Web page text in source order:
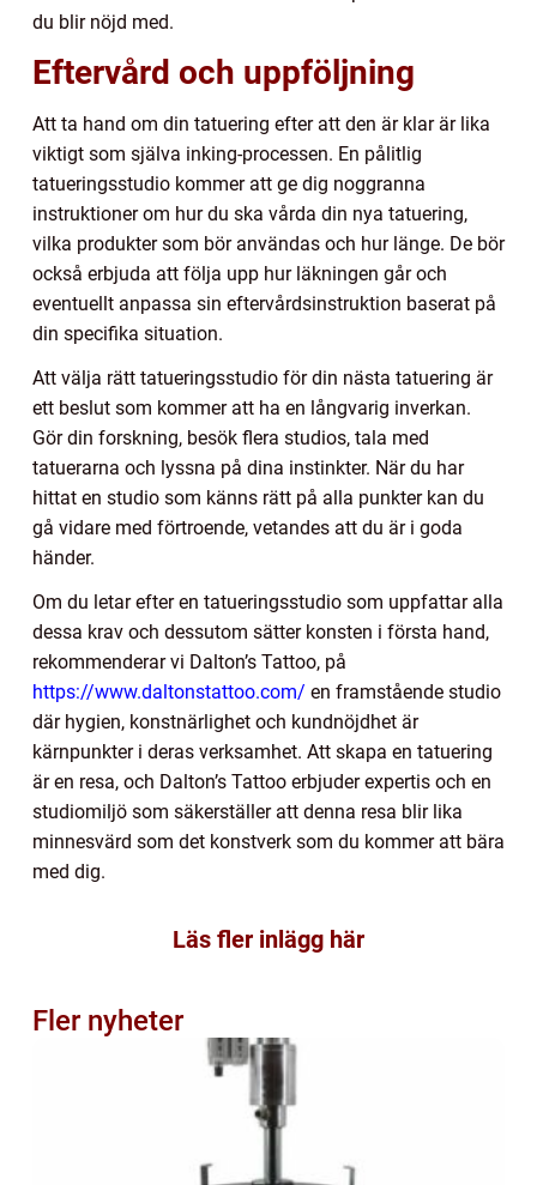
du blir nöjd med.
Eftervård och uppföljning
Att ta hand om din tatuering efter att den är klar är lika
viktigt som själva inking-processen. En pålitlig
tatueringsstudio kommer att ge dig noggranna
instruktioner om hur du ska vårda din nya tatuering,
vilka produkter som bör användas och hur länge. De bör
också erbjuda att följa upp hur läkningen går och
eventuellt anpassa sin eftervårdsinstruktion baserat på
din specifika situation.
Att välja rätt tatueringsstudio för din nästa tatuering är
ett beslut som kommer att ha en långvarig inverkan.
Gör din forskning, besök flera studios, tala med
tatuerarna och lyssna på dina instinkter. När du har
hittat en studio som känns rätt på alla punkter kan du
gå vidare med förtroende, vetandes att du är i goda
händer.
Om du letar efter en tatueringsstudio som uppfattar alla
dessa krav och dessutom sätter konsten i första hand,
rekommenderar vi Dalton’s Tattoo, på
https://www.daltonstattoo.com/ en framstående studio
där hygien, konstnärlighet och kundnöjdhet är
kärnpunkter i deras verksamhet. Att skapa en tatuering
är en resa, och Dalton’s Tattoo erbjuder expertis och en
studiomiljö som säkerställer att denna resa blir lika
minnesvärd som det konstverk som du kommer att bära
med dig.
Läs fler inlägg här
Fler nyheter